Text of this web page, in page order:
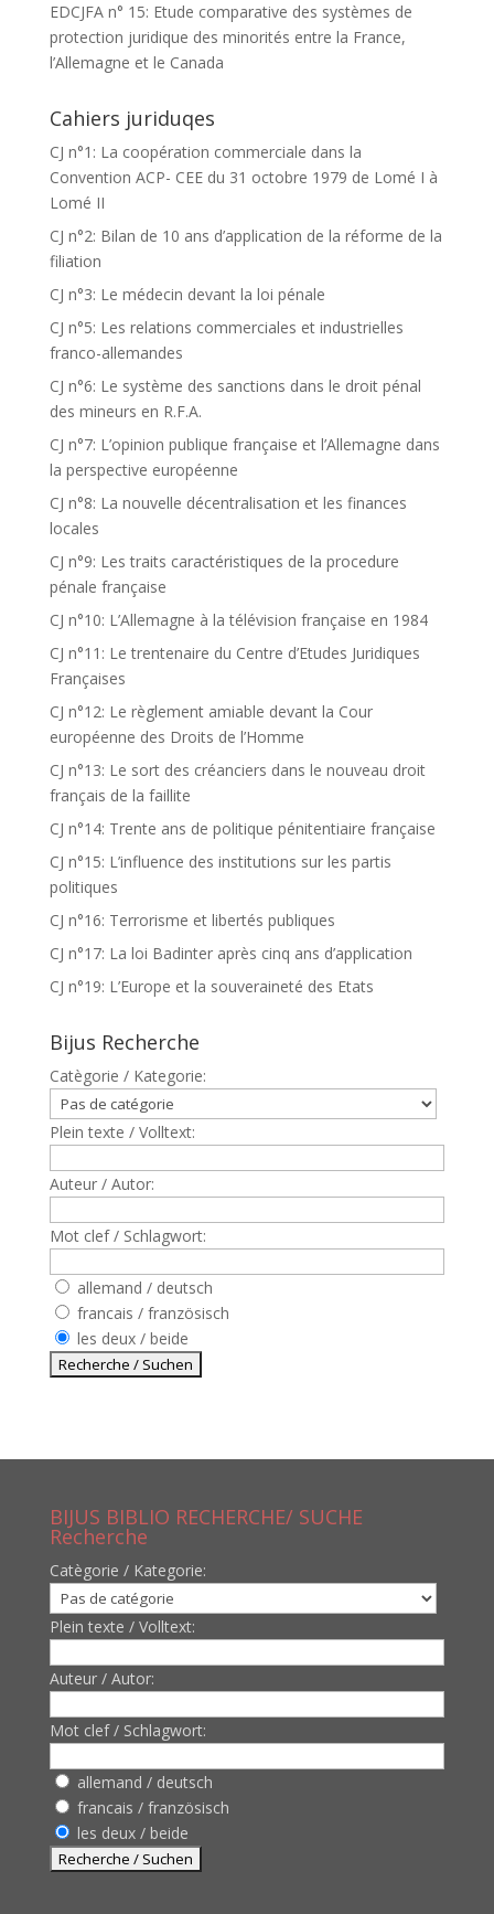
EDCJFA n° 15: Etude comparative des systèmes de
protection juridique des minorités entre la France,
l’Allemagne et le Canada
Cahiers juriduqes
CJ n°1: La coopération commerciale dans la
Convention ACP- CEE du 31 octobre 1979 de Lomé I à
Lomé II
CJ n°2: Bilan de 10 ans d’application de la réforme de la
filiation
CJ n°3: Le médecin devant la loi pénale
CJ n°5: Les relations commerciales et industrielles
franco-allemandes
CJ n°6: Le système des sanctions dans le droit pénal
des mineurs en R.F.A.
CJ n°7: L’opinion publique française et l’Allemagne dans
la perspective européenne
CJ n°8: La nouvelle décentralisation et les finances
locales
CJ n°9: Les traits caractéristiques de la procedure
pénale française
CJ n°10: L’Allemagne à la télévision française en 1984
CJ n°11: Le trentenaire du Centre d’Etudes Juridiques
Françaises
CJ n°12: Le règlement amiable devant la Cour
européenne des Droits de l’Homme
CJ n°13: Le sort des créanciers dans le nouveau droit
français de la faillite
CJ n°14: Trente ans de politique pénitentiaire française
CJ n°15: L’influence des institutions sur les partis
politiques
CJ n°16: Terrorisme et libertés publiques
CJ n°17: La loi Badinter après cinq ans d’application
CJ n°19: L’Europe et la souveraineté des Etats
Bijus Recherche
Catègorie / Kategorie:
Plein texte / Volltext:
Auteur / Autor:
Mot clef / Schlagwort:
allemand / deutsch
francais / französisch
les deux / beide
BIJUS BIBLIO RECHERCHE/ SUCHE
Recherche
Catègorie / Kategorie:
Plein texte / Volltext:
Auteur / Autor:
Mot clef / Schlagwort:
allemand / deutsch
francais / französisch
les deux / beide